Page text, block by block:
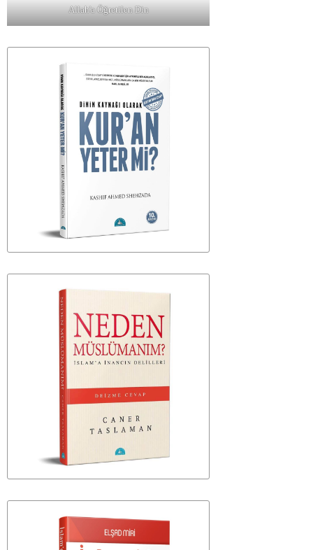
Allah'a Öğretilen Din